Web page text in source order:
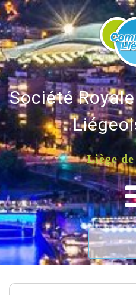
Société
Liège